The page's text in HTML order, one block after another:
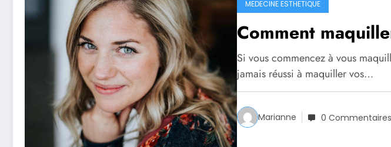
MEDECINE ESTHETIQUE
Comment
Si vous commencez à vous
jamais réussi à maquiller vos…
Marianne 0 Commentaires